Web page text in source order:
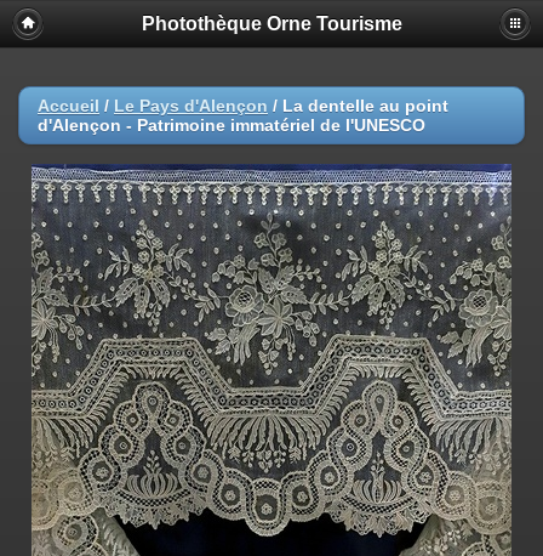
Photothèque Orne Tourisme
Accueil / Le Pays d'Alençon / La dentelle au point
d'Alençon - Patrimoine immatériel de l'UNESCO